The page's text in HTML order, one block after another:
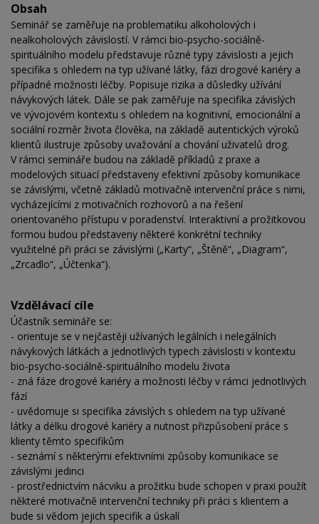
Obsah
Seminář se zaměřuje na problematiku alkoholových i
nealkoholových závislostí. V rámci bio-psycho-sociálně-
spirituálního modelu představuje různé typy závislosti a jejich
specifika s ohledem na typ užívané látky, fázi drogové kariéry a
případné možnosti léčby. Popisuje rizika a důsledky užívání
návykových látek. Dále se pak zaměřuje na specifika závislých
ve vývojovém kontextu s ohledem na kognitivní, emocionální a
sociální rozměr života člověka, na základě autentických výroků
klientů ilustruje způsoby uvažování a chování uživatelů drog.
V rámci semináře budou na základě příkladů z praxe a
modelových situací představeny efektivní způsoby komunikace
se závislými, včetně základů motivačně intervenční práce s nimi,
vycházejícími z motivačních rozhovorů a na řešení
orientovaného přístupu v poradenství. Interaktivní a prožitkovou
formou budou představeny některé konkrétní techniky
využitelné při práci se závislými („Karty“, „Štěně“, „Diagram“,
„Zrcadlo“, „Účtenka“).
Vzdělávací cíle
Účastník semináře se:
- orientuje se v nejčastěji užívaných legálních i nelegálních
návykových látkách a jednotlivých typech závislosti v kontextu
bio-psycho-sociálně-spirituálního modelu života
- zná fáze drogové kariéry a možnosti léčby v rámci jednotlivých
fází
- uvědomuje si specifika závislých s ohledem na typ užívané
látky a délku drogové kariéry a nutnost přizpůsobení práce s
klienty těmto specifikům
- seznámí s některými efektivními způsoby komunikace se
závislými jedinci
- prostřednictvím nácviku a prožitku bude schopen v praxi použít
některé motivačně intervenční techniky při práci s klientem a
bude si vědom jejich specifik a úskalí